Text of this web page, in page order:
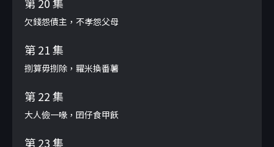
欠錢怨債主，不孝怨父母
第 21 集
捌算毋捌除，糶米換番薯
第 22 集
大人儉一喙，囝仔食甲飫
第 23 集